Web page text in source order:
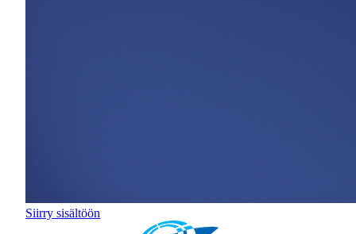
Siirry sisältöön